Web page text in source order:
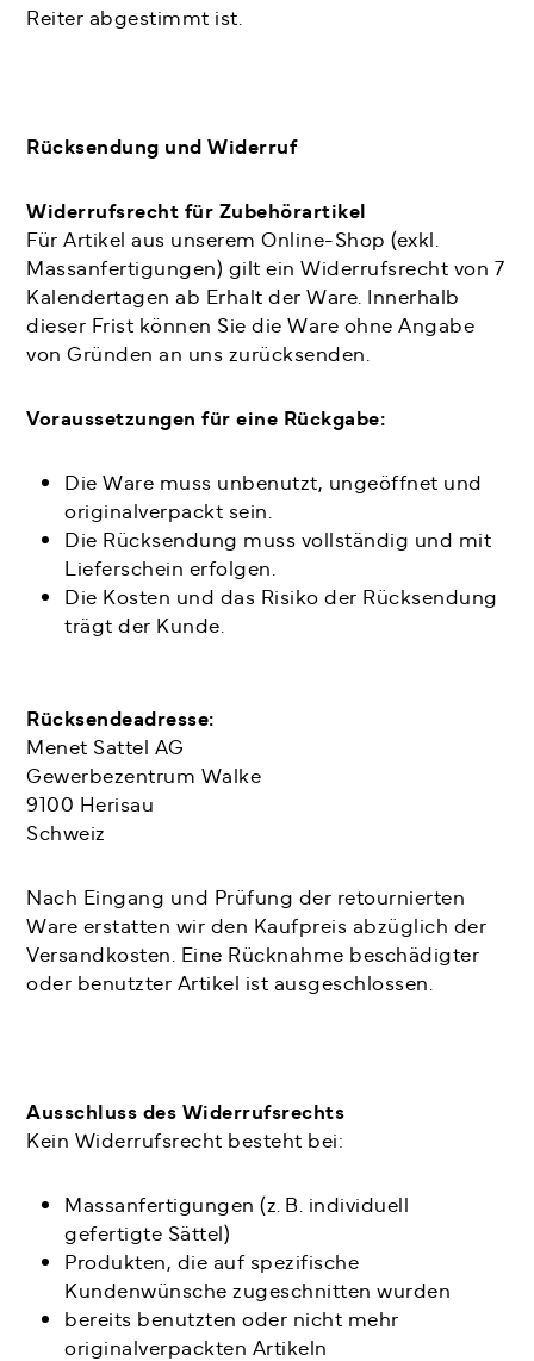
Reiter abgestimmt ist.
Rücksendung und Widerruf
Widerrufsrecht für Zubehörartikel
Für Artikel aus unserem Online-Shop (exkl.
Massanfertigungen) gilt ein Widerrufsrecht von 7
Kalendertagen ab Erhalt der Ware. Innerhalb
dieser Frist können Sie die Ware ohne Angabe
von Gründen an uns zurücksenden.
Voraussetzungen für eine Rückgabe:
Die Ware muss unbenutzt, ungeöffnet und
originalverpackt sein.
Die Rücksendung muss vollständig und mit
Lieferschein erfolgen.
Die Kosten und das Risiko der Rücksendung
trägt der Kunde.
Rücksendeadresse:
Menet Sattel AG
Gewerbezentrum Walke
9100 Herisau
Schweiz
Nach Eingang und Prüfung der retournierten
Ware erstatten wir den Kaufpreis abzüglich der
Versandkosten. Eine Rücknahme beschädigter
oder benutzter Artikel ist ausgeschlossen.
Ausschluss des Widerrufsrechts
Kein Widerrufsrecht besteht bei:
Massanfertigungen (z. B. individuell
gefertigte Sättel)
Produkten, die auf spezifische
Kundenwünsche zugeschnitten wurden
bereits benutzten oder nicht mehr
originalverpackten Artikeln